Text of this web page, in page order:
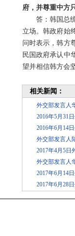
府，并尊重中方
答：韩国总
立场。韩政府始
问时表示，韩方
民国政府承认中
望并相信韩方会
相关新闻：
外交部发言人
2016年5月31
2016年6月14
外交部发言人
2017年4月5日
外交部发言人
2017年6月14
2017年6月28